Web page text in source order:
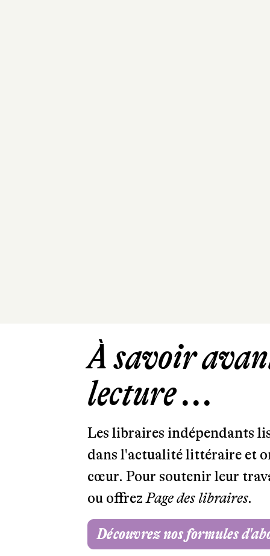
À savoir
lecture ...
Les libraires indépendants
dans l'actualité littéraire et
cœur. Pour soutenir leur
ou offrezPage des libraires.
Découvrez nos formules